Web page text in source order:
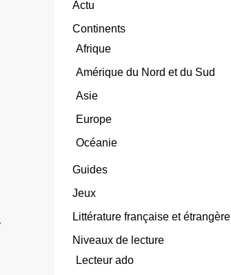
Actu
Continents
Afrique
Amérique du Nord et du Sud
Asie
Europe
Océanie
Guides
Jeux
Littérature française et étrangère
Niveaux de lecture
Lecteur ado